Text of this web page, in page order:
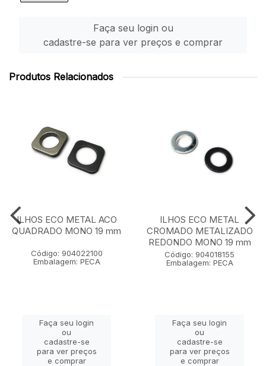
Faça seu login ou
cadastre-se para ver preços e comprar
Produtos Relacionados
ILHOS ECO METAL ACO
QUADRADO MONO 19 mm
Código: 904022100
Embalagem: PECA
Faça seu login
ou
cadastre-se
para ver preços
e comprar
ILHOS ECO METAL
CROMADO METALIZADO
REDONDO MONO 19 mm
Código: 904018155
Embalagem: PECA
Faça seu login
ou
cadastre-se
para ver preços
e comprar